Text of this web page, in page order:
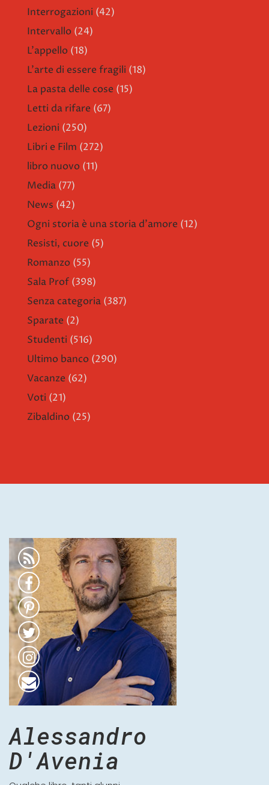
Interrogazioni (42)
Intervallo (24)
L'appello (18)
L'arte di essere fragili (18)
La pasta delle cose (15)
Letti da rifare (67)
Lezioni (250)
Libri e Film (272)
libro nuovo (11)
Media (77)
News (42)
Ogni storia è una storia d'amore (12)
Resisti, cuore (5)
Romanzo (55)
Sala Prof (398)
Senza categoria (387)
Sparate (2)
Studenti (516)
Ultimo banco (290)
Vacanze (62)
Voti (21)
Zibaldino (25)
Alessandro
D'Avenia